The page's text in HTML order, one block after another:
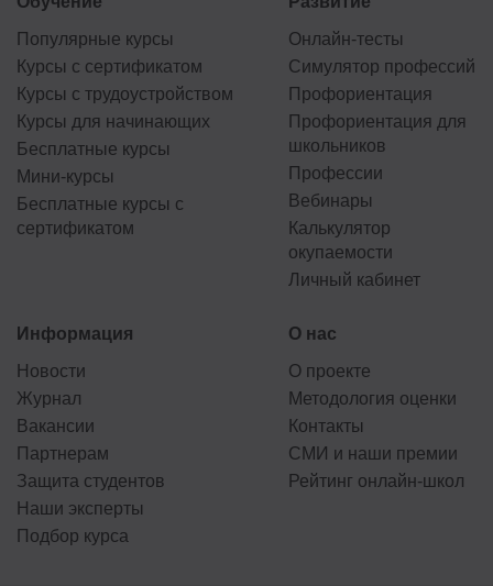
Популярные курсы
Курсы с сертификатом
Курсы с трудоустройством
Курсы для начинающих
Бесплатные курсы
Мини-курсы
Бесплатные курсы с
сертификатом
Онлайн-тесты
Симулятор профессий
Профориентация
Профориентация для
школьников
Профессии
Вебинары
Калькулятор
окупаемости
Личный кабинет
Информация
Новости
Журнал
Вакансии
Партнерам
Защита студентов
Наши эксперты
Подбор курса
О нас
О проекте
Методология оценки
Контакты
СМИ и наши премии
Рейтинг онлайн-школ